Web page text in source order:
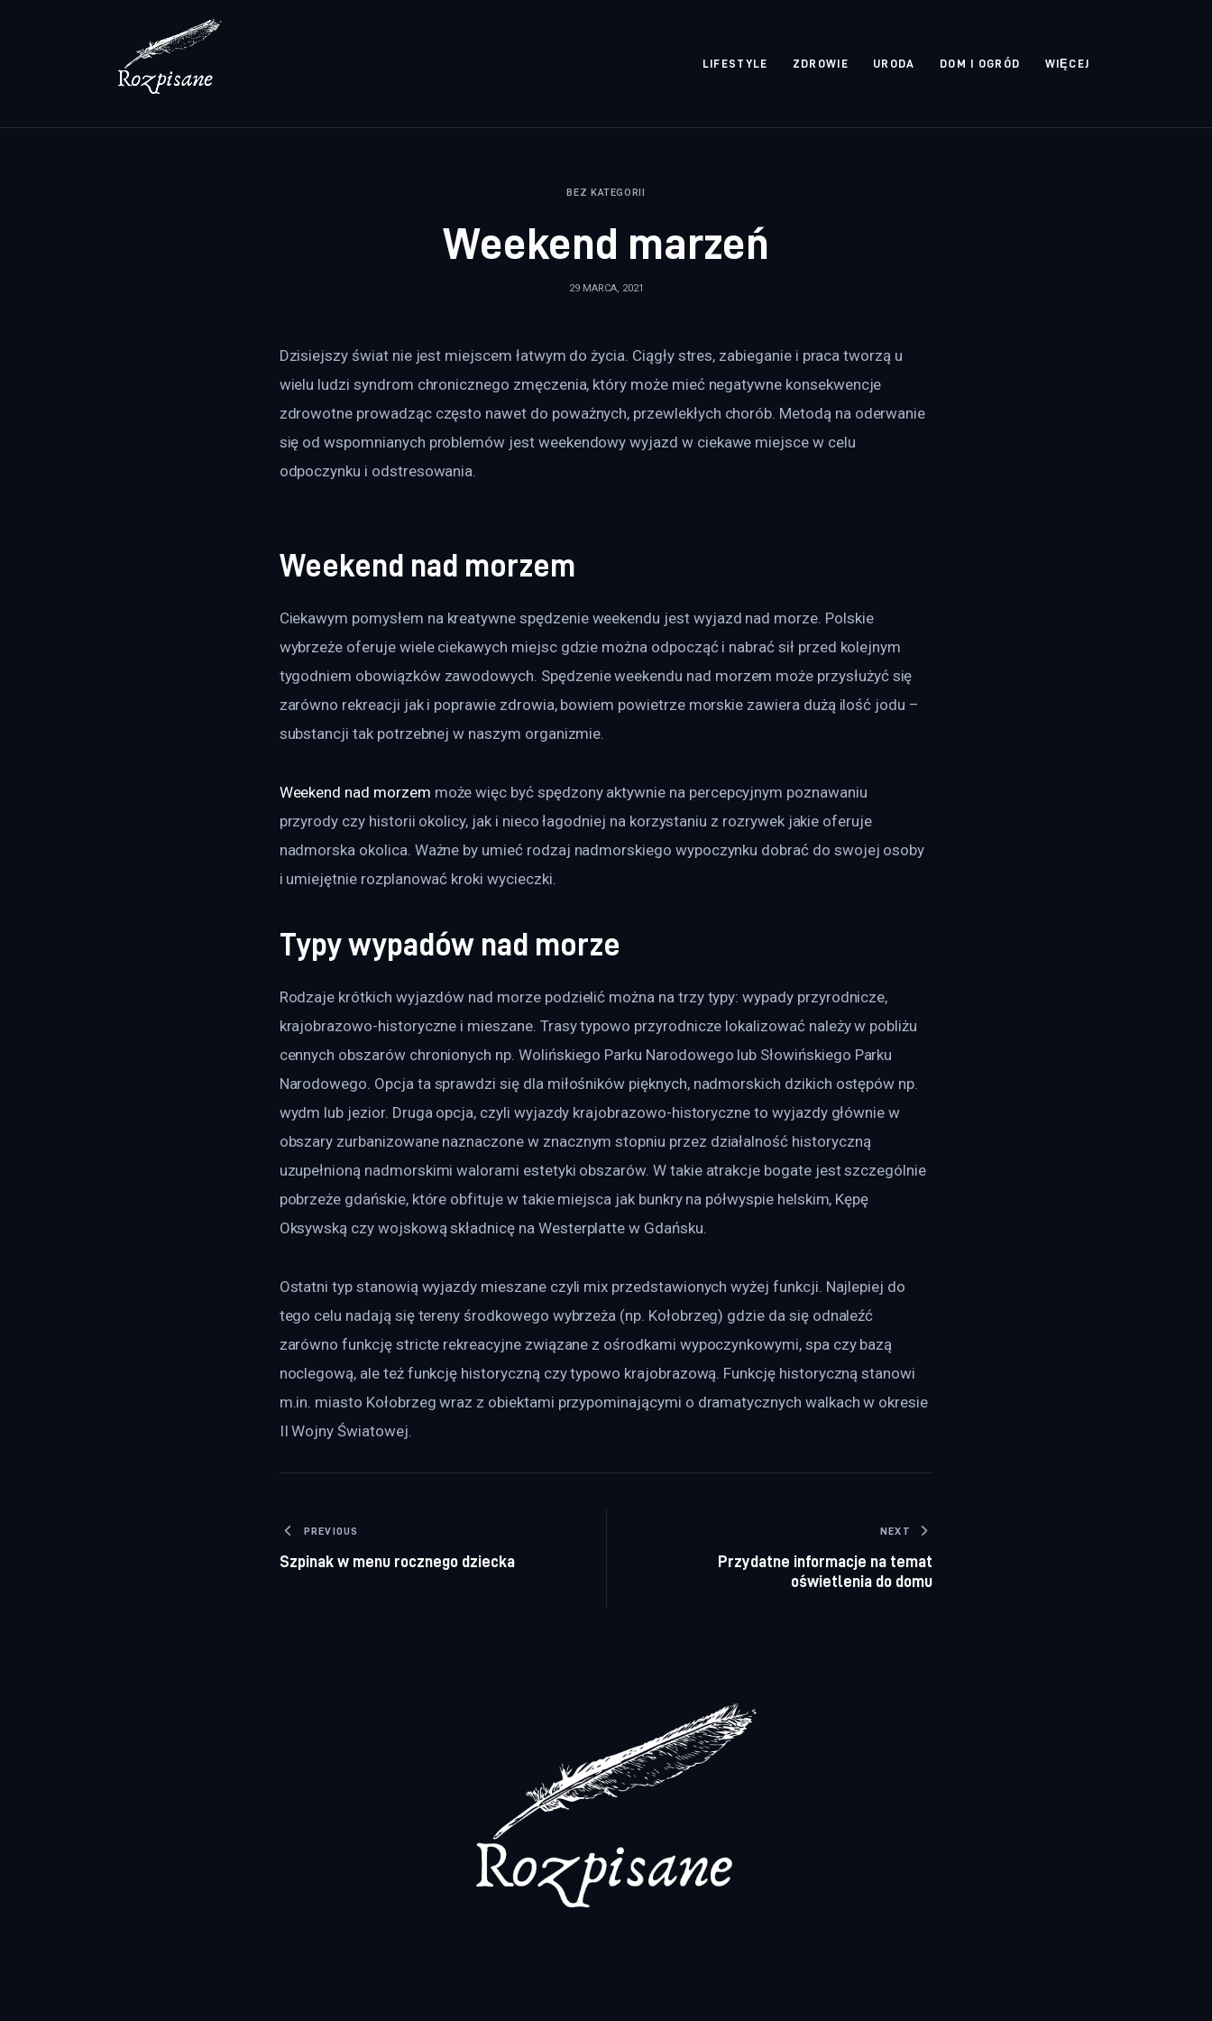
LIFESTYLE ZDROWIE URODA DOM I OGRÓD WIĘCEJ
BEZ KATEGORII
Weekend marzeń
29 MARCA, 2021
Dzisiejszy świat nie jest miejscem łatwym do życia. Ciągły stres, zabieganie i praca tworzą u
wielu ludzi syndrom chronicznego zmęczenia, który może mieć negatywne konsekwencje
zdrowotne prowadząc często nawet do poważnych, przewlekłych chorób. Metodą na oderwanie
się od wspomnianych problemów jest weekendowy wyjazd w ciekawe miejsce w celu
odpoczynku i odstresowania.
Weekend nad morzem
Ciekawym pomysłem na kreatywne spędzenie weekendu jest wyjazd nad morze. Polskie
wybrzeże oferuje wiele ciekawych miejsc gdzie można odpocząć i nabrać sił przed kolejnym
tygodniem obowiązków zawodowych. Spędzenie weekendu nad morzem może przysłużyć się
zarówno rekreacji jak i poprawie zdrowia, bowiem powietrze morskie zawiera dużą ilość jodu –
substancji tak potrzebnej w naszym organizmie.
Weekend nad morzem może więc być spędzony aktywnie na percepcyjnym poznawaniu
przyrody czy historii okolicy, jak i nieco łagodniej na korzystaniu z rozrywek jakie oferuje
nadmorska okolica. Ważne by umieć rodzaj nadmorskiego wypoczynku dobrać do swojej osoby
i umiejętnie rozplanować kroki wycieczki.
Typy wypadów nad morze
Rodzaje krótkich wyjazdów nad morze podzielić można na trzy typy: wypady przyrodnicze,
krajobrazowo-historyczne i mieszane. Trasy typowo przyrodnicze lokalizować należy w pobliżu
cennych obszarów chronionych np. Wolińskiego Parku Narodowego lub Słowińskiego Parku
Narodowego. Opcja ta sprawdzi się dla miłośników pięknych, nadmorskich dzikich ostępów np.
wydm lub jezior. Druga opcja, czyli wyjazdy krajobrazowo-historyczne to wyjazdy głównie w
obszary zurbanizowane naznaczone w znacznym stopniu przez działalność historyczną
uzupełnioną nadmorskimi walorami estetyki obszarów. W takie atrakcje bogate jest szczególnie
pobrzeże gdańskie, które obfituje w takie miejsca jak bunkry na półwyspie helskim, Kępę
Oksywską czy wojskową składnicę na Westerplatte w Gdańsku.
Ostatni typ stanowią wyjazdy mieszane czyli mix przedstawionych wyżej funkcji. Najlepiej do
tego celu nadają się tereny środkowego wybrzeża (np. Kołobrzeg) gdzie da się odnaleźć
zarówno funkcję stricte rekreacyjne związane z ośrodkami wypoczynkowymi, spa czy bazą
noclegową, ale też funkcję historyczną czy typowo krajobrazową. Funkcję historyczną stanowi
m.in. miasto Kołobrzeg wraz z obiektami przypominającymi o dramatycznych walkach w okresie
II Wojny Światowej.
Nawigacja wpisu
PREVIOUS
Szpinak w menu rocznego dziecka
NEXT
Przydatne informacje na temat
oświetlenia do domu